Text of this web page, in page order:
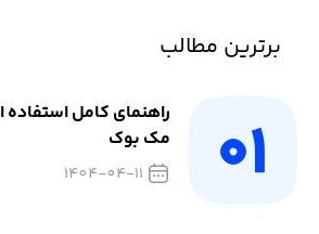
برترین مطالب
راهنمای کامل استفاده
مک بوک
1404-04-11